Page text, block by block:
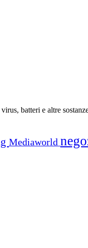
batteri e altre
Mediaworld